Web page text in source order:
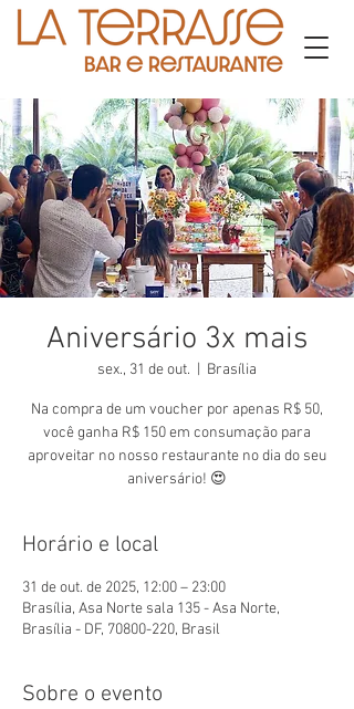
Aniversário 3x mais
sex., 31 de out. Brasília
Na compra de um voucher por apenas R$ 50,
você ganha R$ 150 em consumação para
aproveitar no nosso restaurante no dia do seu
aniversário! 😍
Horário e local
31 de out. de 2025, 12:00 – 23:00
Brasília, Asa Norte sala 135 - Asa Norte,
Brasília - DF, 70800-220, Brasil
Sobre o evento